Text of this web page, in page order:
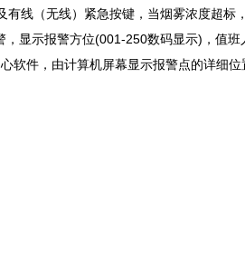
线（无线）紧急按键，当烟雾浓度超标
显示报警方位(001-250数码显示)，值班
软件，由计算机屏幕显示报警点的详细位